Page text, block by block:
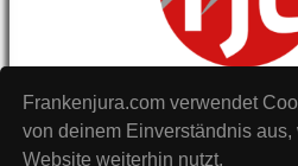
Frankenjura.com verwendet
von deinem Einverständnis aus,
Website weiterhin nutzt.